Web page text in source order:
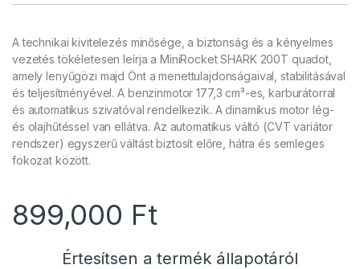
A technikai kivitelezés minősége, a biztonság és a kényelmes
vezetés tökéletesen leírja a MiniRocket SHARK 200T quadot,
amely lenyűgözi majd Önt a menettulajdonságaival, stabilitásával
és teljesítményével. A benzinmotor 177,3 cm³-es, karburátorral
és automatikus szivatóval rendelkezik. A dinamikus motor lég-
és olajhűtéssel van ellátva. Az automatikus váltó (CVT variátor
rendszer) egyszerű váltást biztosít előre, hátra és semleges
fokozat között.
899,000 Ft
Értesítsen a termék állapotáról